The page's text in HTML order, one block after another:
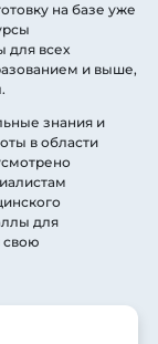
на базе уже
для всех
и выше,
знания и
в области
для
свою